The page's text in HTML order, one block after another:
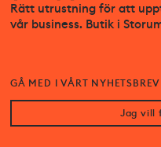
Rätt utrustning för att
vår business. Butik i
GÅ MED I VÅRT NYHETSBREV
Jag vill